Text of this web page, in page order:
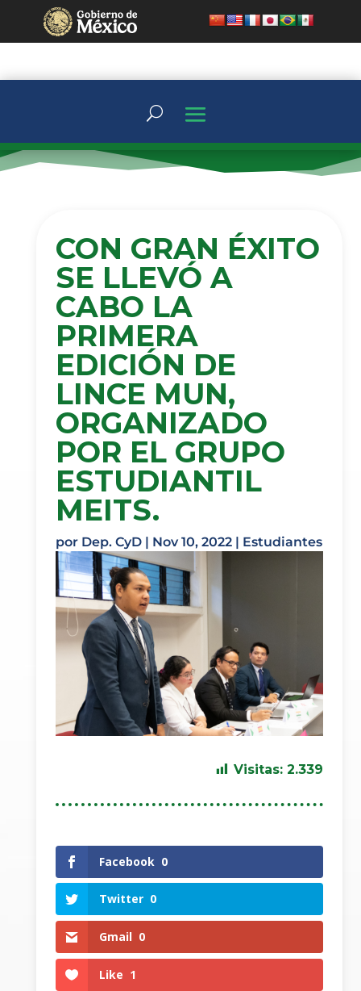
CON GRAN ÉXITO
SE LLEVÓ A
CABO LA
PRIMERA
EDICIÓN DE
LINCE MUN,
ORGANIZADO
POR EL GRUPO
ESTUDIANTIL
MEITS.
por Dep. CyD| Nov 10, 2022| Estudiantes
Visitas: 2.339
Facebook 0
Twitter 0
Gmail 0
Like 1